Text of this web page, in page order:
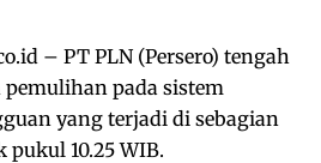
– PT PLN (Persero) tengah
pada sistem
yang terjadi di sebagian
pukul 10.25 WIB.